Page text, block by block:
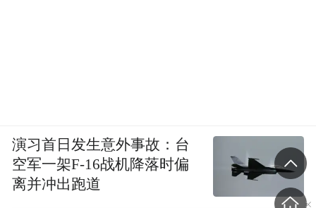
演习首日发生意外事故：台
空军一架F-16战机降落时偏
离并冲出跑道